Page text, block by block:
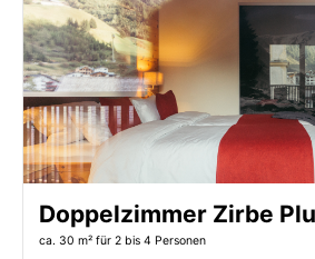
Doppelzimmer Zirbe
ca. 30 m² für 2 bis 4 Personen